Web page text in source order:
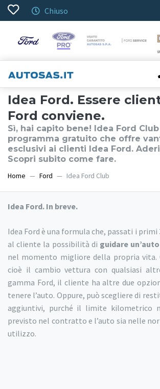
Chiuso
Idea Ford. Essere
Ford conviene.
Sì, hai capito bene! Idea Ford
programma gratuito che offre
esclusivi ai clienti Idea Ford.
Scopri subito come fare.
Home Ford Idea Ford Club
Idea Ford. In breve.
Idea Ford è una formula che, passati i primi
al cliente la possibilità di guidare
nel momento migliore della propria vita.
cioè il cambio vettura con qualsiasi
gamma Ford, il cliente ha altre due
tenere l’auto. Oppure, può scegliere di
aggiuntivi, purché il limite kilometrico
previsto nel contratto e l’auto sia nelle
utilizzo.